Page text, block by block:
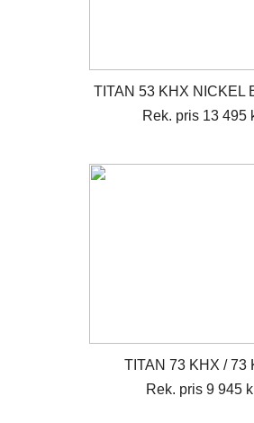
TITAN 53 KHX NICKEL
Rek. pris 13 495
TITAN 73 KHX / 73
Rek. pris 9 945